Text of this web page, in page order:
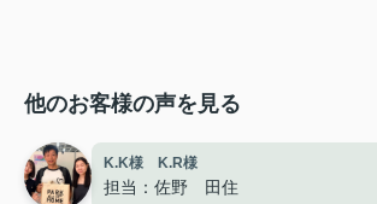
他のお客様の声を見る
K.K様 K.R様
担当：佐野 田住